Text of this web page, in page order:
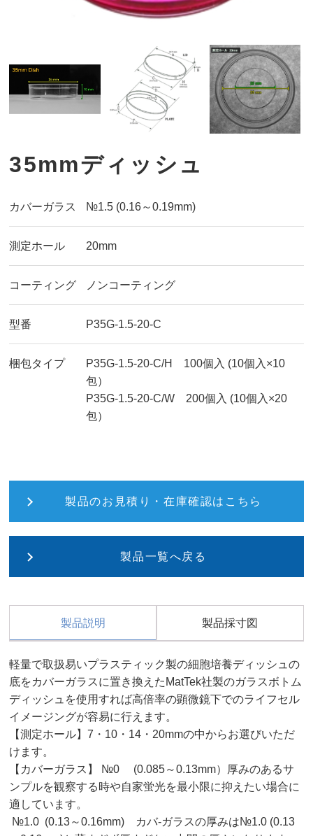
35mmディッシュ
カバーガラス №1.5 (0.16～0.19mm)
測定ホール 20mm
コーティング ノンコーティング
型番 P35G-1.5-20-C
梱包タイプ
P35G-1.5-20-C/H 100個入 (10個入×10
包）
P35G-1.5-20-C/W 200個入 (10個入×20
包）
製品のお見積り・在庫確認はこちら
製品一覧へ戻る
製品説明 製品採寸図
軽量で取扱易いプラスティック製の細胞培養ディッシュの
底をカバーガラスに置き換えたMatTek社製のガラスボトム
ディッシュを使用すれば高倍率の顕微鏡下でのライフセル
イメージングが容易に行えます。
【測定ホール】7・10・14・20mmの中からお選びいただ
けます。
【カバーガラス】 №0 (0.085～0.13mm）厚みのあるサ
ンプルを観察する時や自家蛍光を最小限に抑えたい場合に
適しています。
№1.0 (0.13～0.16mm) カバ-ガラスの厚みは№1.0 (0.13